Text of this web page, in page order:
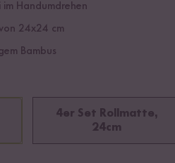
im Handumdrehen
24x24 cm
Bambus
4er Set Rollmatte,
24cm